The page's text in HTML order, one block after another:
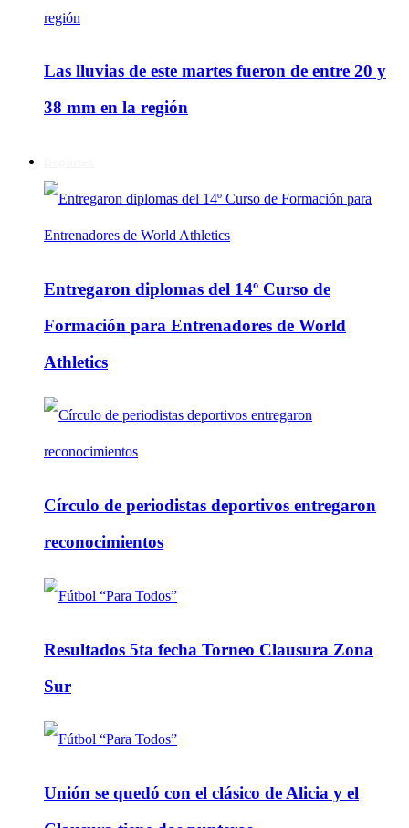
Las lluvias de este martes fueron de entre 20 y
38 mm en la región
Entregaron diplomas del 14º Curso de
Formación para Entrenadores de World
Athletics
Círculo de periodistas deportivos entregaron
reconocimientos
Resultados 5ta fecha Torneo Clausura Zona
Sur
Unión se quedó con el clásico de Alicia y el